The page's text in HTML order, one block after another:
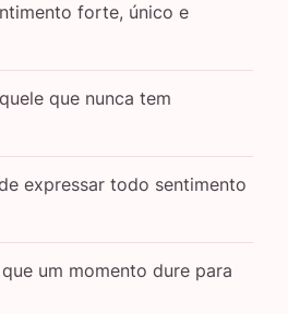
forte, único e
que nunca tem
expressar todo sentimento
um momento dure para